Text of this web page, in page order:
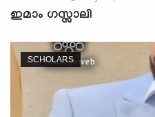
ഇമാം ഗസ്സാലി
SCHOLARS